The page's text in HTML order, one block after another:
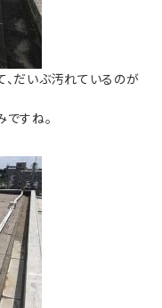
だいぶ汚れているのが
すね。